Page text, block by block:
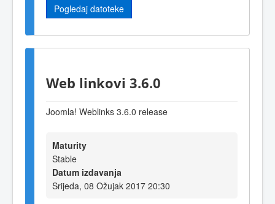
Pogledaj datoteke
Web linkovi 3.6.0
Joomla! Weblinks 3.6.0 release
Maturity
Stable
Datum izdavanja
Srijeda, 08 Ožujak 2017 20:30